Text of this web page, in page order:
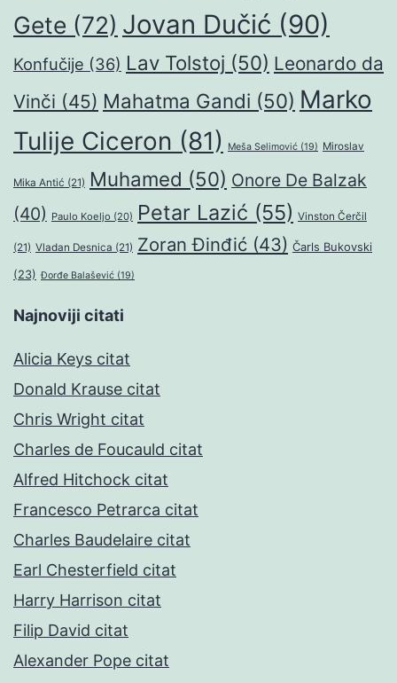
Gete (72) Jovan Dučić (90)
Konfučije (36) Lav Tolstoj (50) Leonardo da
Vinči (45) Mahatma Gandi (50) Marko
Tulije Ciceron (81) Meša Selimović (19) Miroslav
Mika Antić (21) Muhamed (50) Onore De Balzak
(40) Paulo Koeljo (20) Petar Lazić (55) Vinston Čerčil
(21) Vladan Desnica (21) Zoran Đinđić (43) Čarls Bukovski
(23) Đorđe Balašević (19)
Najnoviji citati
Alicia Keys citat
Donald Krause citat
Chris Wright citat
Charles de Foucauld citat
Alfred Hitchock citat
Francesco Petrarca citat
Charles Baudelaire citat
Earl Chesterfield citat
Harry Harrison citat
Filip David citat
Alexander Pope citat